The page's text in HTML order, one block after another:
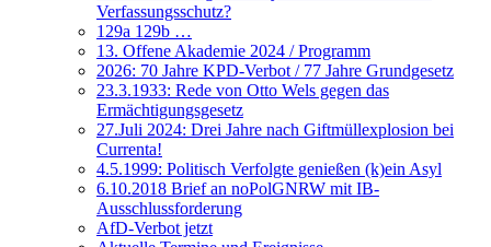
Verfassungsschutz?
129a 129b …
13. Offene Akademie 2024 / Programm
2026: 70 Jahre KPD-Verbot / 77 Jahre Grundgesetz
23.3.1933: Rede von Otto Wels gegen das
Ermächtigungsgesetz
27.Juli 2024: Drei Jahre nach Giftmüllexplosion bei
Currenta!
4.5.1999: Politisch Verfolgte genießen (k)ein Asyl
6.10.2018 Brief an noPolGNRW mit IB-
Ausschlussforderung
AfD-Verbot jetzt